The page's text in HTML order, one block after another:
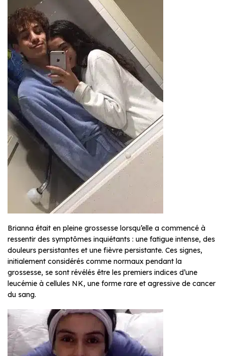
Brianna était en pleine grossesse lorsqu’elle a commencé à
ressentir des symptômes inquiétants : une fatigue intense, des
douleurs persistantes et une fièvre persistante. Ces signes,
initialement considérés comme normaux pendant la
grossesse, se sont révélés être les premiers indices d’une
leucémie à cellules NK, une forme rare et agressive de cancer
du sang.